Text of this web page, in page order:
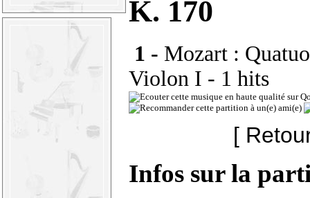
K. 170
1 - Mozart :
Violon I - 1 hits
[
Infos sur la